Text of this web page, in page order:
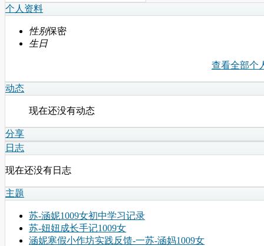
个人资料
性别保密
生日
查看全部个
动态
现在还没有动态
分享
日志
现在还没有日志
主题
苏-涵妮1009女初中学习记录
苏-妞妞成长手记1009女
涵妮寒假小作坊实践反馈-一苏-涵妈1009女